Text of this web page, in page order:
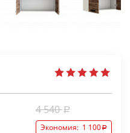
4 540
Экономия: 1 100